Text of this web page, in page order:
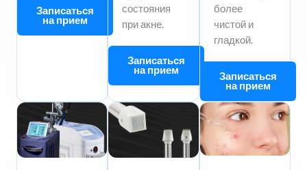
Записаться
на прием
состояния
при акне.
Записаться
на прием
более
чистой и
гладкой.
Записаться
на прием